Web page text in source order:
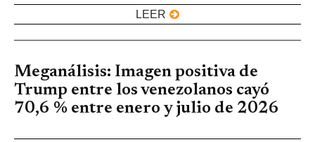
LEER
Meganálisis: Imagen positiva de
Trump entre los venezolanos cayó
70,6 % entre enero y julio de 2026